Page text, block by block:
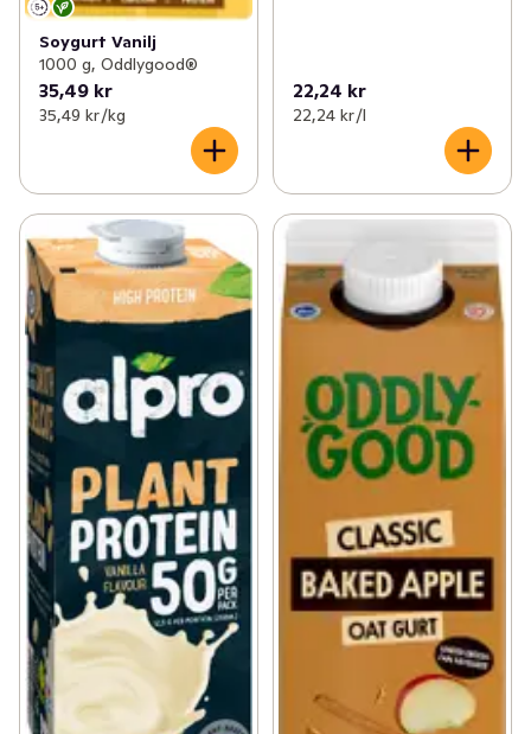
Soygurt Vanilj
1000 g, Oddlygood®
35,49 kr
35,49 kr /kg
22,24 kr
22,24 kr /l